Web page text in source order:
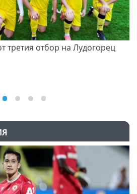
третия отбор на Лудогорец